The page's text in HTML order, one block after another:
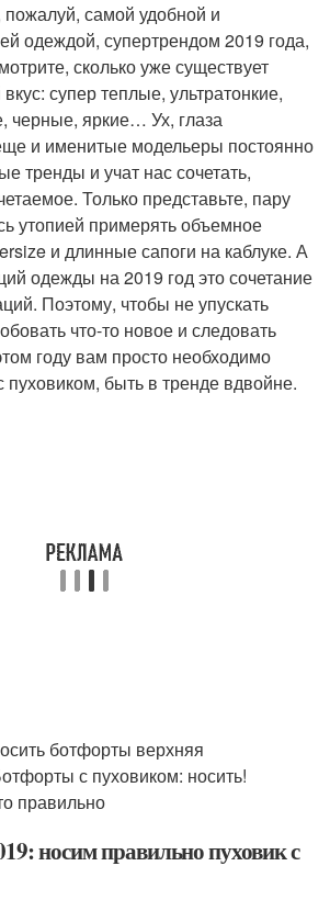
пожалуй, самой удобной и
одеждой, супертрендом 2019 года,
сколько уже существует
супер теплые, ультратонкие,
черные, яркие… Ух, глаза
и именитые модельеры постоянно
тренды и учат нас сочетать,
Только представьте, пару
утопией примерять объемное
и длинные сапоги на каблуке. А
одежды на 2019 год это сочетание
Поэтому, чтобы не упускать
что-то новое и следовать
году вам просто необходимо
пуховиком, быть в тренде вдвойне.
носим правильно пуховик с